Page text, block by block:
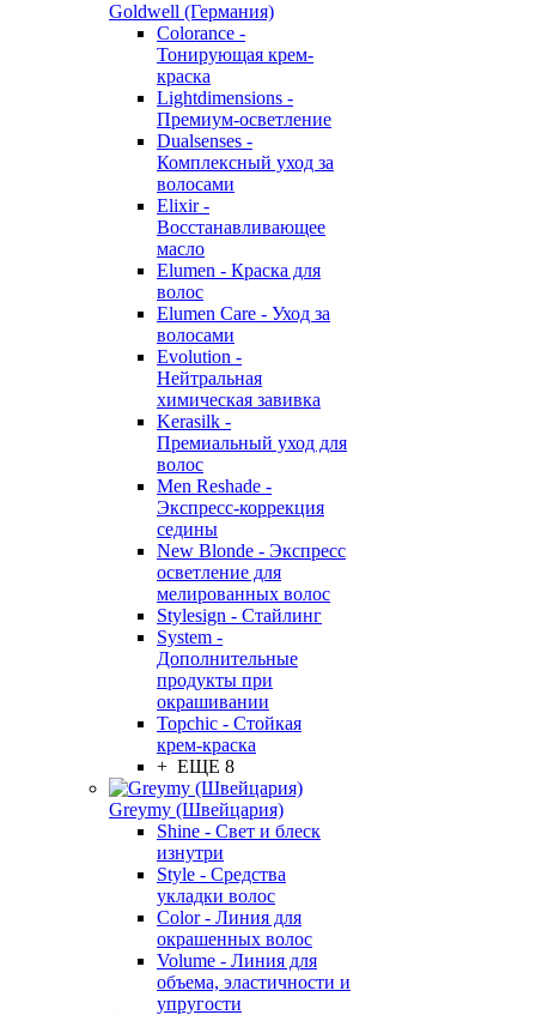
Goldwell (Германия)
Colorance -
Тонирующая крем-
краска
Lightdimensions -
Премиум-осветление
Dualsenses -
Комплексный уход за
волосами
Elixir -
Восстанавливающее
масло
Elumen - Краска для
волос
Elumen Care - Уход за
волосами
Evolution -
Нейтральная
химическая завивка
Kerasilk -
Премиальный уход для
волос
Men Reshade -
Экспресс-коррекция
седины
New Blonde - Экспресс
осветление для
мелированных волос
Stylesign - Стайлинг
System -
Дополнительные
продукты при
окрашивании
Topchic - Стойкая
крем-краска
+ ЕЩЕ 8
Greymy (Швейцария)
Shine - Свет и блеск
изнутри
Style - Средства
укладки волос
Color - Линия для
окрашенных волос
Volume - Линия для
объема, эластичности и
упругости